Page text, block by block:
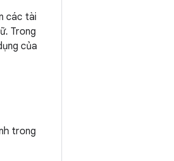
các tài
Trong
của
trong